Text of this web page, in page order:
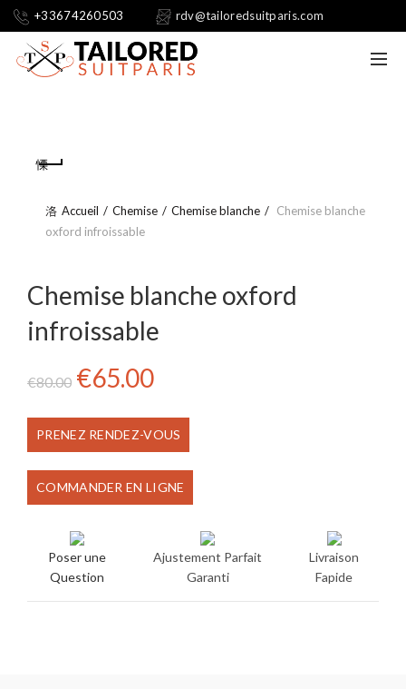
+33674260503 rdv@tailoredsuitparis.com
Accueil Chemise Chemise blanche
Chemise blanche
oxford infroissable
Chemise blanche oxford
infroissable
€80.00 Le
prix
initial
était :
€80.00.
€65.00Le
prix
actuel
est :
€65.00.
PRENEZ RENDEZ-VOUS
COMMANDER EN LIGNE
Poser une
Question
Ajustement Parfait
Garanti
Livraison
Fapide